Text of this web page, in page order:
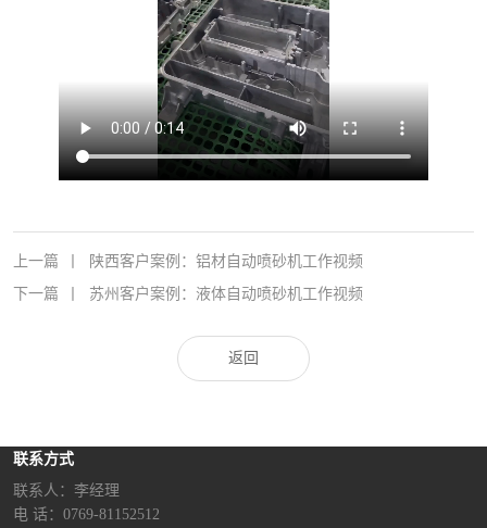
上一篇
陕西客户案例：铝材自动喷砂机工作视频
下一篇
苏州客户案例：液体自动喷砂机工作视频
返回
联系方式
联系人：李经理‬
电 话：0769-81152512